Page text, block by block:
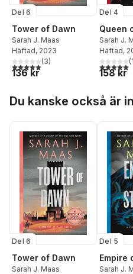
Del 6
Tower of Dawn
Sarah J. Maas
Häftad, 2023
5,0utav 5 stjärnor. Totalt antal
(3)
136 kr
Del 4
Queen
Sarah J.
Häftad,
5,0utav 5(1
158 kr
Du kanske också är
Del 6
Tower of Dawn
Sarah J. Maas
Del 5
Empire
Sarah J.